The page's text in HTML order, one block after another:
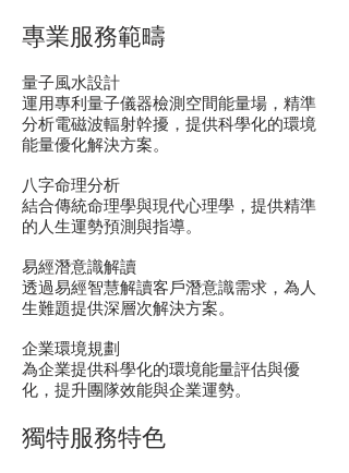
專業服務範疇
量子風水設計
運用專利量子儀器檢測空間能量場，精準
分析電磁波輻射幹擾，提供科學化的環境
能量優化解決方案。
八字命理分析
結合傳統命理學與現代心理學，提供精準
的人生運勢預測與指導。
易經潛意識解讀
透過易經智慧解讀客戶潛意識需求，為人
生難題提供深層次解決方案。
企業環境規劃
為企業提供科學化的環境能量評估與優
化，提升團隊效能與企業運勢。
獨特服務特色